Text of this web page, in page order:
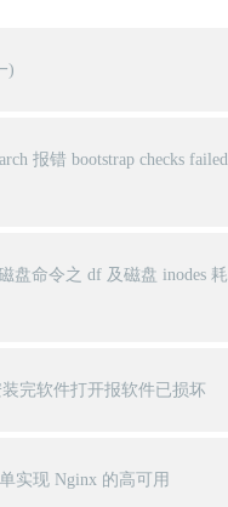
)
报错 bootstrap checks failed
盘命令之 df 及磁盘 inodes 耗
装完软件打开报软件已损坏
实现 Nginx 的高可用